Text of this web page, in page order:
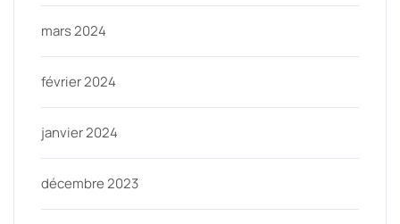
mars 2024
février 2024
janvier 2024
décembre 2023